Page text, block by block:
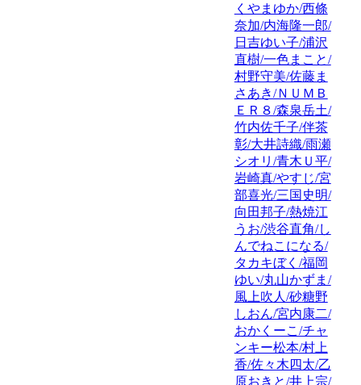
くやまゆか/西條
奈加/内海隆一郎/
日吉ゆい子/浦沢
直樹/一色まこと/
村野守美/佐藤ま
さあき/ＮＵＭＢ
ＥＲ８/森泉岳土/
竹内佐千子/伴茶
彰/大井詩織/雨瀬
シオリ/青木Ｕ平/
岩崎真/やすじ/宮
部喜光/三国史明/
向田邦子/熱焼江
うお/渋谷直角/し
んでねこになる/
タカキぼく/福岡
ゆい/丸山かずま/
風上吹人/砂糖野
しおん/宮内康二/
おかくーこ/チャ
ンキー松本/村上
香/佐々木四太/乙
原おきと/井上宗/